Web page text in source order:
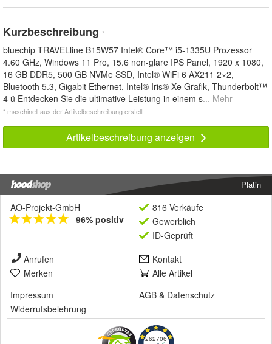
Kurzbeschreibung *
bluechip TRAVELline B15W57 Intel® Core™ i5-1335U Prozessor
4.60 GHz, Windows 11 Pro, 15.6 non-glare IPS Panel, 1920 x 1080,
16 GB DDR5, 500 GB NVMe SSD, Intel® WiFi 6 AX211 2×2,
Bluetooth 5.3, Gigabit Ethernet, Intel® Iris® Xe Grafik, Thunderbolt™
4 ü Entdecken Sie die ultimative Leistung in einem s... Mehr
* maschinell aus der Artikelbeschreibung erstellt
Artikelbeschreibung anzeigen
Platin
AO-Projekt-GmbH
96% positiv
816 Verkäufe
Gewerblich
ID-Geprüft
Anrufen
Kontakt
Merken
Alle Artikel
Impressum
AGB & Datenschutz
Widerrufsbelehrung
262706